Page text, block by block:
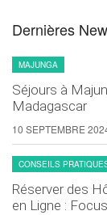
Dernières
MAJUNGA
Séjours à
Madagascar
10 SEPTEMBRE
CONSEILS
Réserver des
en Ligne :